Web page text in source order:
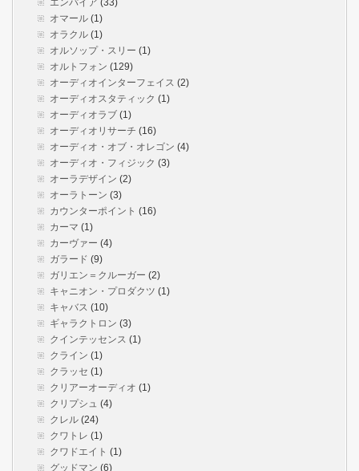
エンパイア (33)
オマール (1)
オラクル (1)
オルソップ・スリー (1)
オルトフォン (129)
オーディオインターフェイス (2)
オーディオスタティック (1)
オーディオラブ (1)
オーディオリサーチ (16)
オーディオ・オブ・オレゴン (4)
オーディオ・フィジック (3)
オーラデザイン (2)
オーラトーン (3)
カウンターポイント (16)
カーマ (1)
カーヴァー (4)
ガラード (9)
ガリエン＝クルーガー (2)
キャニオン・プロダクツ (1)
キャバス (10)
ギャラクトロン (3)
クインテッセンス (1)
クライン (1)
クラッセ (1)
クリアーオーディオ (1)
クリプシュ (4)
クレル (24)
クワトレ (1)
クワドエイト (1)
グッドマン (6)